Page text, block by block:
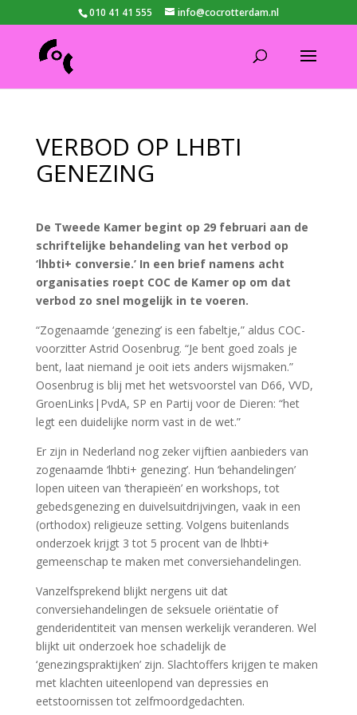
010 41 41 555 info@cocrotterdam.nl
VERBOD OP LHBTI
GENEZING
De Tweede Kamer begint op 29 februari aan de
schriftelijke behandeling van het verbod op
‘lhbti+ conversie.’ In een brief namens acht
organisaties roept COC de Kamer op om dat
verbod zo snel mogelijk in te voeren.
“Zogenaamde ‘genezing’ is een fabeltje,” aldus COC-
voorzitter Astrid Oosenbrug. “Je bent goed zoals je
bent, laat niemand je ooit iets anders wijsmaken.”
Oosenbrug is blij met het wetsvoorstel van D66, VVD,
GroenLinks|PvdA, SP en Partij voor de Dieren: “het
legt een duidelijke norm vast in de wet.”
Er zijn in Nederland nog zeker vijftien aanbieders van
zogenaamde ‘lhbti+ genezing’. Hun ‘behandelingen’
lopen uiteen van ‘therapieën’ en workshops, tot
gebedsgenezing en duivelsuitdrijvingen, vaak in een
(orthodox) religieuze setting. Volgens buitenlands
onderzoek krijgt 3 tot 5 procent van de lhbti+
gemeenschap te maken met conversiehandelingen.
Vanzelfsprekend blijkt nergens uit dat
conversiehandelingen de seksuele oriëntatie of
genderidentiteit van mensen werkelijk veranderen. Wel
blijkt uit onderzoek hoe schadelijk de
‘genezingspraktijken’ zijn. Slachtoffers krijgen te maken
met klachten uiteenlopend van depressies en
eetstoornissen tot zelfmoordgedachten.